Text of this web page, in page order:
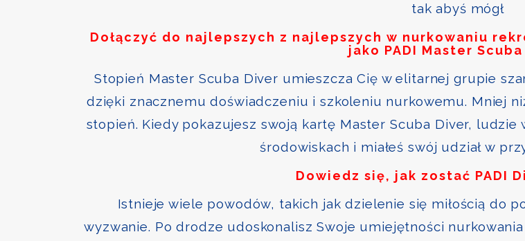
tak abyś mógł
Dołączyć do najlepszych z najlepszych w nurkowaniu
jako PADI Master
Stopień Master Scuba Diver umieszcza Cię w elitarnej grupie
dzięki znacznemu doświadczeniu i szkoleniu nurkowemu. Mniej
stopień. Kiedy pokazujesz swoją kartę Master Scuba Diver, ludzie
środowiskach i miałeś swój udział w
Dowiedz się, jak zostać PADI
Istnieje wiele powodów, takich jak dzielenie się miłością do
wyzwanie. Po drodze udoskonalisz Swoje umiejętności